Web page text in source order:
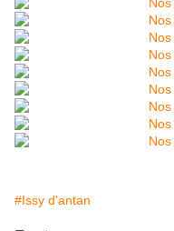
#Issy d'antan